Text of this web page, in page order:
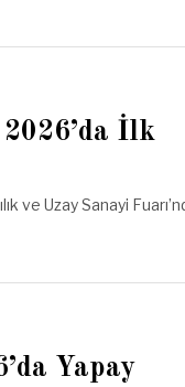
İlk
ve Uzay Sanayi
Yapay